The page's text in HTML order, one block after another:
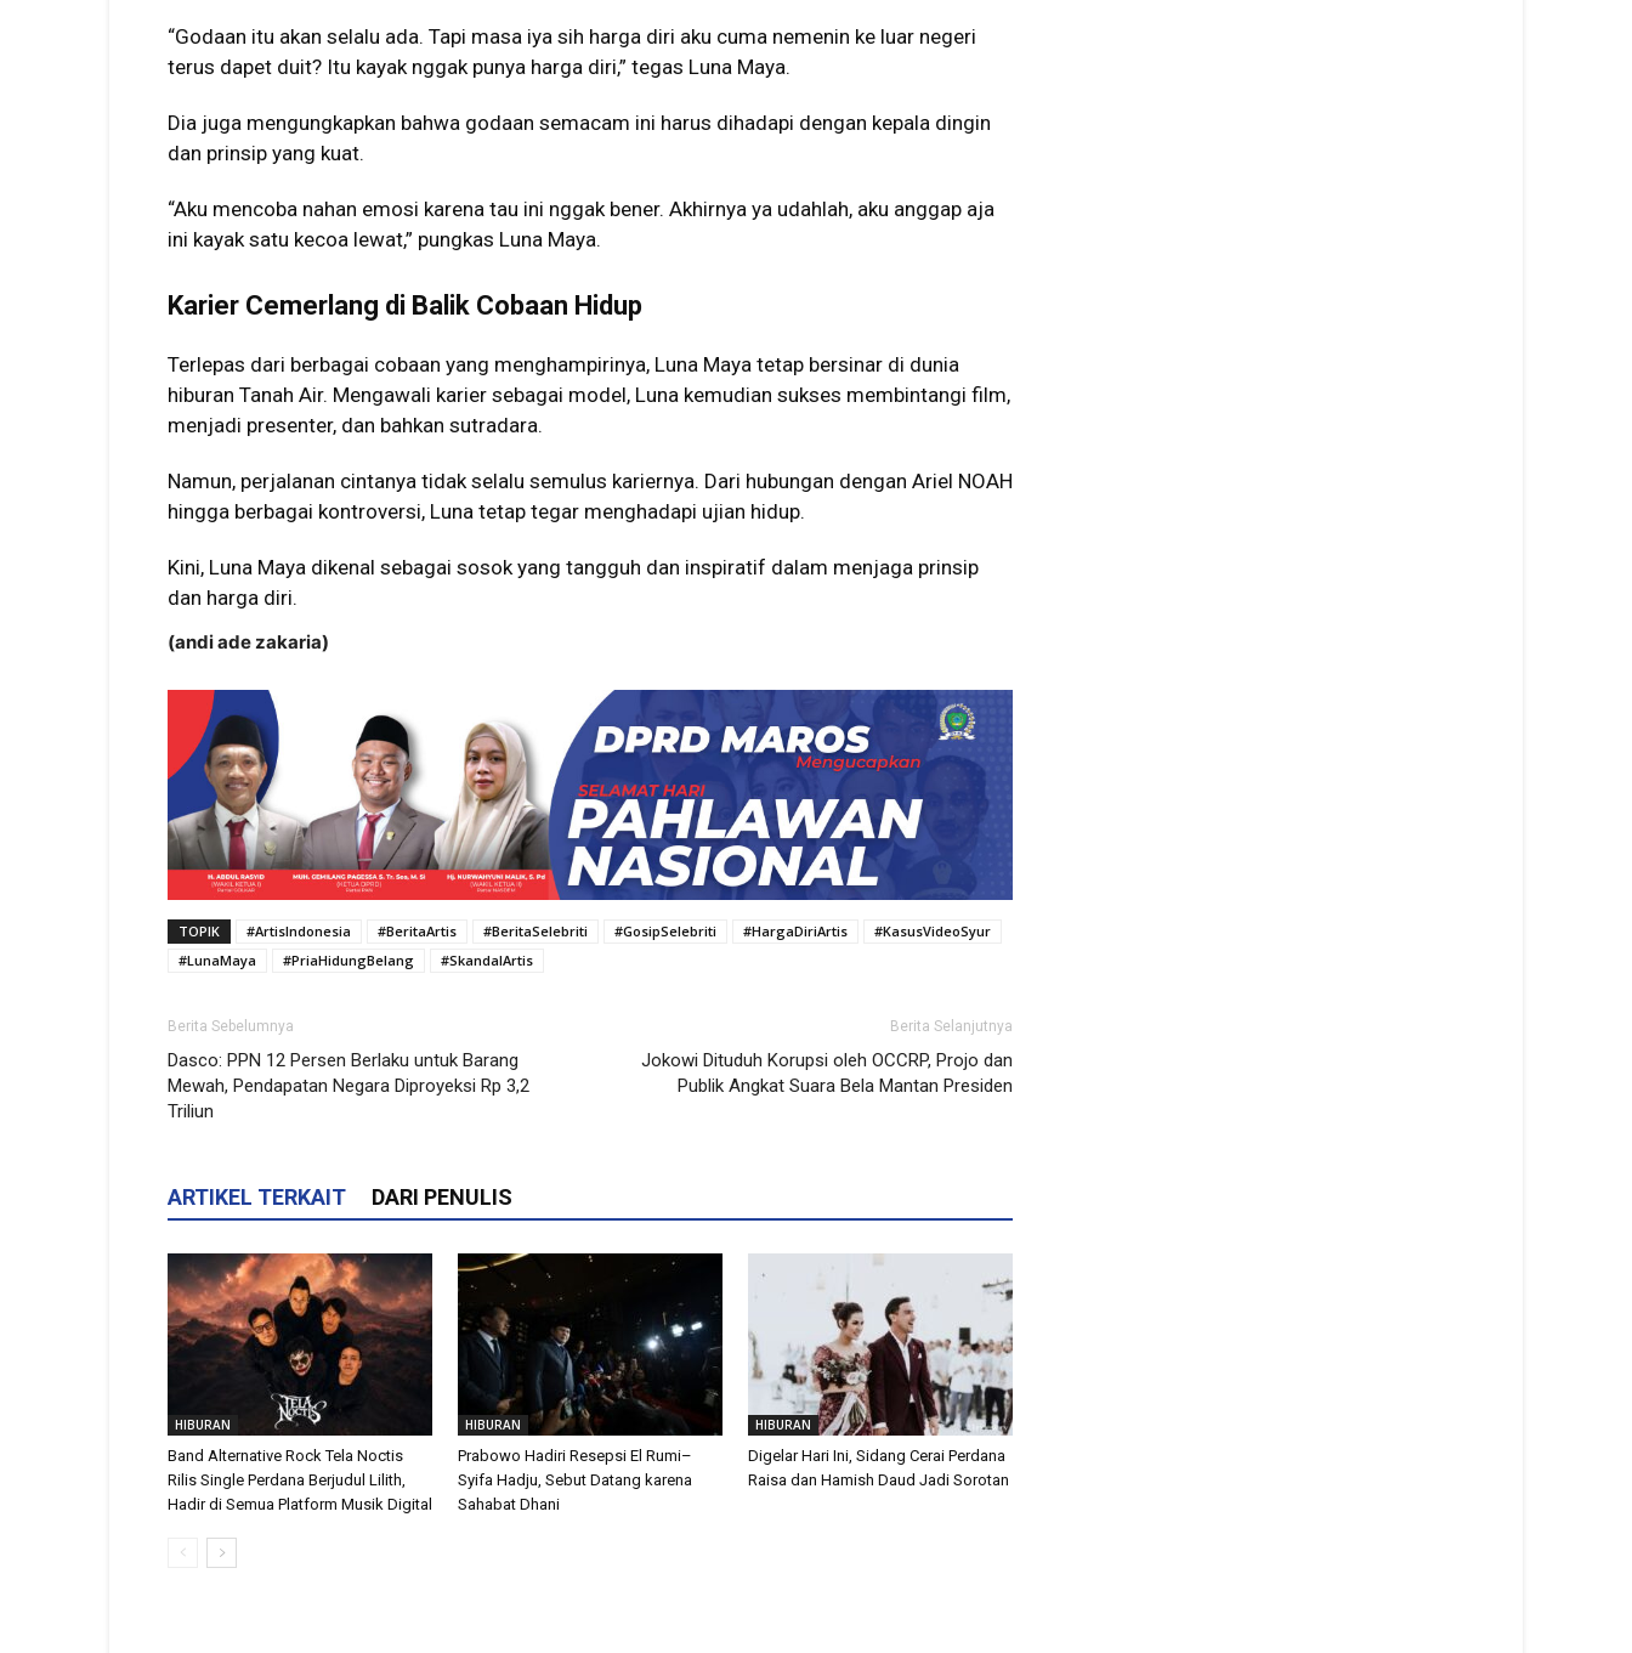
“Godaan itu akan selalu ada. Tapi masa iya sih harga diri aku cuma nemenin ke luar negeri
terus dapet duit? Itu kayak nggak punya harga diri,” tegas Luna Maya.
Dia juga mengungkapkan bahwa godaan semacam ini harus dihadapi dengan kepala dingin
dan prinsip yang kuat.
“Aku mencoba nahan emosi karena tau ini nggak bener. Akhirnya ya udahlah, aku anggap aja
ini kayak satu kecoa lewat,” pungkas Luna Maya.
Karier Cemerlang di Balik Cobaan Hidup
Terlepas dari berbagai cobaan yang menghampirinya, Luna Maya tetap bersinar di dunia
hiburan Tanah Air. Mengawali karier sebagai model, Luna kemudian sukses membintangi film,
menjadi presenter, dan bahkan sutradara.
Namun, perjalanan cintanya tidak selalu semulus kariernya. Dari hubungan dengan Ariel NOAH
hingga berbagai kontroversi, Luna tetap tegar menghadapi ujian hidup.
Kini, Luna Maya dikenal sebagai sosok yang tangguh dan inspiratif dalam menjaga prinsip
dan harga diri.
(andi ade zakaria)
TOPIK #ArtisIndonesia #BeritaArtis #BeritaSelebriti #GosipSelebriti #HargaDiriArtis
#KasusVideoSyur
#LunaMaya
#PriaHidungBelang #SkandalArtis
Berita Sebelumnya
Dasco: PPN 12 Persen Berlaku untuk Barang
Mewah, Pendapatan Negara Diproyeksi Rp 3,2
Triliun
Berita Selanjutnya
Jokowi Dituduh Korupsi oleh OCCRP, Projo dan
Publik Angkat Suara Bela Mantan Presiden
ARTIKEL TERKAIT DARI PENULIS
HIBURAN
Band Alternative Rock Tela Noctis
Rilis Single Perdana Berjudul Lilith,
Hadir di Semua Platform Musik Digital
HIBURAN
Prabowo Hadiri Resepsi El Rumi–
Syifa Hadju, Sebut Datang karena
Sahabat Dhani
HIBURAN
Digelar Hari Ini, Sidang Cerai Perdana
Raisa dan Hamish Daud Jadi Sorotan